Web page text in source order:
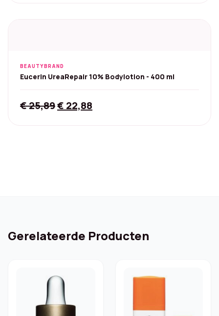
€ 35,99.€ 17,99.
BEAUTYBRAND
Eucerin UreaRepair 10% Bodylotion - 400 ml
€25,89Original
€ 22,88
Gerelateerde Producten